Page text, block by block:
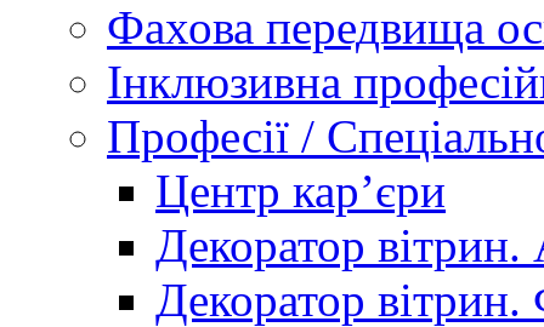
Фахова передвища
Інклюзивна
Професії /
Центр кар’єри
Декоратор вітрин.
Декоратор вітрин.